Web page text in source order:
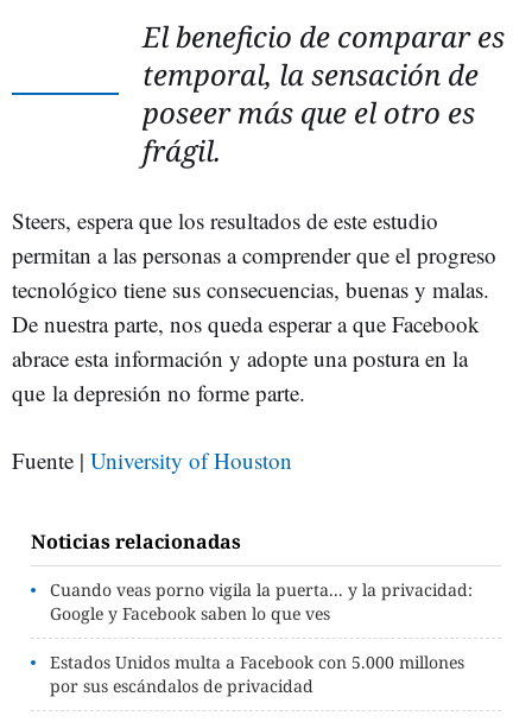
El beneficio de comparar es
temporal, la sensación de
poseer más que el otro es
frágil.
Steers, espera que los resultados de este estudio
permitan a las personas a comprender que el progreso
tecnológico tiene sus consecuencias, buenas y malas.
De nuestra parte, nos queda esperar a que Facebook
abrace esta información y adopte una postura en la
que la depresión no forme parte.
Fuente | University of Houston
Noticias relacionadas
Cuando veas porno vigila la puerta... y la privacidad:
Google y Facebook saben lo que ves
Estados Unidos multa a Facebook con 5.000 millones
por sus escándalos de privacidad